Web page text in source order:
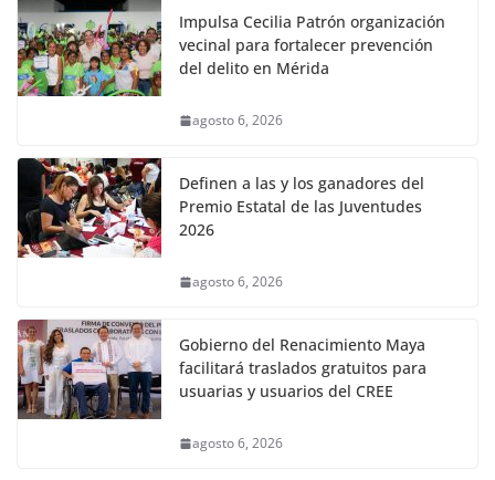
Impulsa Cecilia Patrón organización
vecinal para fortalecer prevención
del delito en Mérida
agosto 6, 2026
Definen a las y los ganadores del
Premio Estatal de las Juventudes
2026
agosto 6, 2026
Gobierno del Renacimiento Maya
facilitará traslados gratuitos para
usuarias y usuarios del CREE
agosto 6, 2026